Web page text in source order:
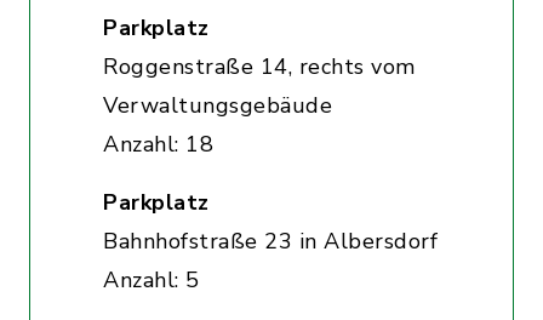
Parkplatz
Roggenstraße 14, rechts vom
Verwaltungsgebäude
Anzahl: 18
Parkplatz
Bahnhofstraße 23 in Albersdorf
Anzahl: 5